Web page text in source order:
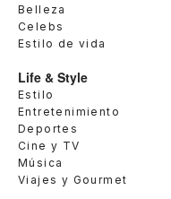
Belleza
Celebs
Estilo de vida
Life & Style
Estilo
Entretenimiento
Deportes
Cine y TV
Música
Viajes y Gourmet